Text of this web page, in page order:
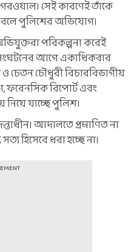
সেই কারণেই তাঁকে
বলে পুলিশের অভিযোগ।
পরিকল্পনা করেই
আগে একাধিকবার
চেতন চৌধুরী বিচারবিভাগীয়
ফরেনসিক রিপোর্ট এবং
নিয়ে যাচ্ছে পুলিশ।
আদালতে প্রমাণিত না
হিসেবে ধরা হচ্ছে না।